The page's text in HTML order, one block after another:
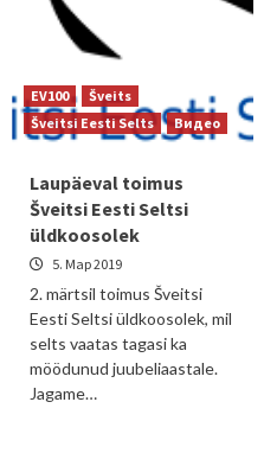
EV100
Šveits
Šveitsi Eesti Selts
Видео
Laupäeval toimus
Šveitsi Eesti Seltsi
üldkoosolek
5. Мар 2019
2. märtsil toimus Šveitsi
Eesti Seltsi üldkoosolek, mil
selts vaatas tagasi ka
möödunud juubeliaastale.
Jagame…